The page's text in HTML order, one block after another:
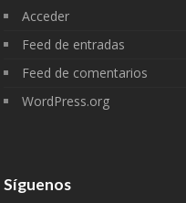
Acceder
Feed de entradas
Feed de comentarios
WordPress.org
Síguenos